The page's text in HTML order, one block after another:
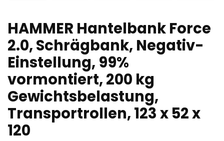
HAMMER Hantelbank Force
2.0, Schrägbank, Negativ-
Einstellung, 99%
vormontiert, 200 kg
Gewichtsbelastung,
Transportrollen, 123 x 52 x
120